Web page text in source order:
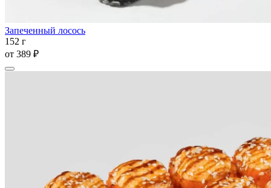
Запеченный лосось
152 г
от 389 ₽